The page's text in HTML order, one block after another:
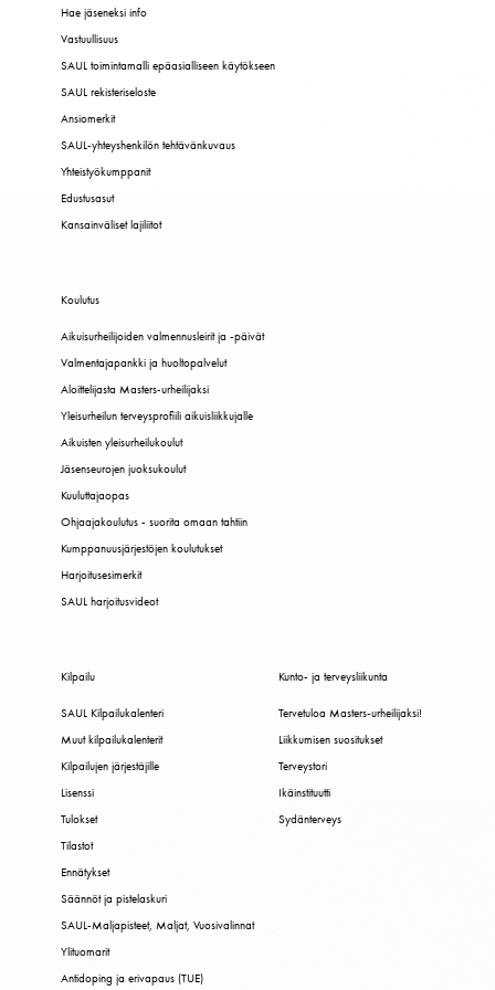
Hae jäseneksi info
Vastuullisuus
SAUL toimintamalli epäasialliseen käytökseen
SAUL rekisteriseloste
Ansiomerkit
SAUL-yhteyshenkilön tehtävänkuvaus
Yhteistyökumppanit
Edustusasut
Kansainväliset lajiliitot
Koulutus
Aikuisurheilijoiden valmennusleirit ja -päivät
Valmentajapankki ja huoltopalvelut
Aloittelijasta Masters-urheilijaksi
Yleisurheilun terveysprofiili aikuisliikkujalle
Aikuisten yleisurheilukoulut
Jäsenseurojen juoksukoulut
Kuuluttajaopas
Ohjaajakoulutus - suorita omaan tahtiin
Kumppanuusjärjestöjen koulutukset
Harjoitusesimerkit
SAUL harjoitusvideot
Kilpailu
SAUL Kilpailukalenteri
Muut kilpailukalenterit
Kilpailujen järjestäjille
Lisenssi
Tulokset
Tilastot
Ennätykset
Säännöt ja pistelaskuri
SAUL-Maljapisteet, Maljat, Vuosivalinnat
Ylituomarit
Antidoping ja erivapaus (TUE)
Kunto- ja terveysliikunta
Tervetuloa Masters-urheilijaksi!
Liikkumisen suositukset
Terveystori
Ikäinstituutti
Sydänterveys